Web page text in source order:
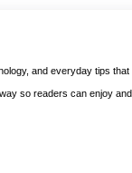
and everyday tips that
so readers can enjoy and